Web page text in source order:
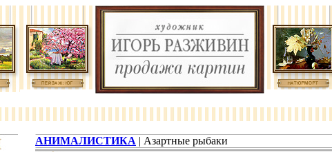
АНИМАЛИСТИКА | Азартные рыбаки